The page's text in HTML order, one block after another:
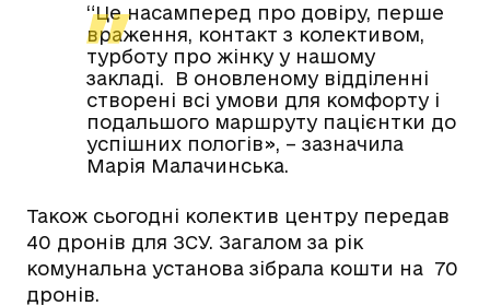
“Це насамперед про довіру, перше
враження, контакт з колективом,
турботу про жінку у нашому
закладі.
В оновленому відділенні
створені всі умови для комфорту і
подальшого маршруту пацієнтки до
успішних пологів», – зазначила
Марія Малачинська.
Також сьогодні колектив центру передав
40 дронів для ЗСУ. Загалом за рік
комунальна установа зібрала кошти на 70
дронів.